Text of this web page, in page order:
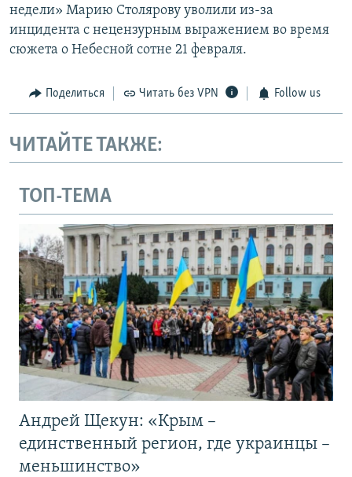
недели» Марию Столярову уволили из-за
инцидента с нецензурным выражением во время
сюжета о Небесной сотне 21 февраля.
Поделиться Читать без VPN Follow us
ЧИТАЙТЕ ТАКЖЕ:
ТОП-ТЕМА
Андрей Щекун: «Крым –
единственный регион, где украинцы –
меньшинство»